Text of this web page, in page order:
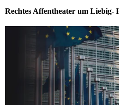
Rechtes Affentheater um Liebig-